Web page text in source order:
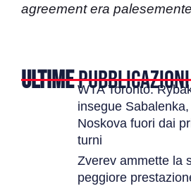
agreement era
ULTIMEPUBBLICAZIONI
WTA Toronto:
insegue Sabalenka,
Noskova fuori dai
turni
Zverev ammette la
peggiore